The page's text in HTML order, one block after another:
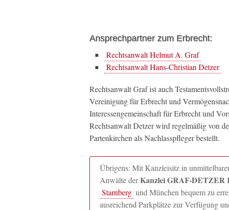
Ansprechpartner zum Erbrecht:
Rechtsanwalt Helmut A. Graf
Rechtsanwalt Hans-Christian Detzer
Rechtsanwalt Graf ist auch
Vereinigung für Erbrecht und
Interessengemeinschaft für Erbrecht und
Rechtsanwalt Detzer wird regelmäßig von
Partenkirchen als Nachlasspfleger bestellt.
Übrigens: Mit Kanzleisitz in
Anwälte derKanzlei GRAF-DETZER
Starnberg und München bequem zu
ausreichend Parkplätze zur Verfügung